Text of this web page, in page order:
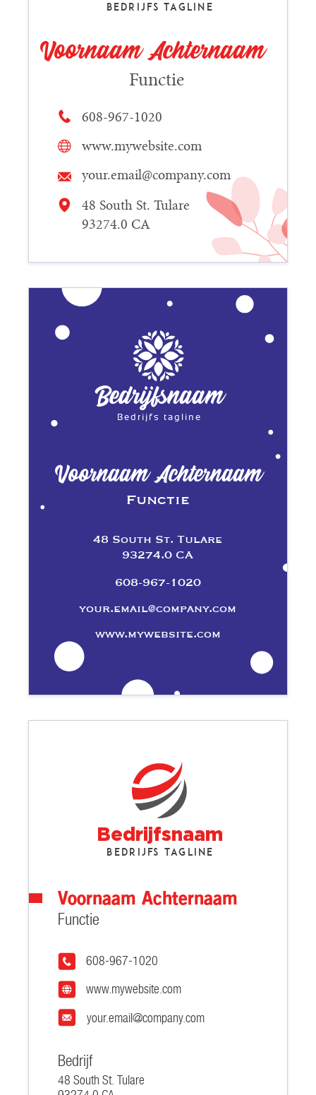
48 South St. Tulare
93274.0 CA
608-967-1020
www.mywebsite.com
your.email@company.com
Functie
Voornaam Achternaam
Bedrijfs tagline
www.mywebsite.com
your.email@company.com
608-967-1020
48 South St. Tulare
93274.0 CA
Voornaam Achternaam
Functie
Bedrijfsnaam
Bedrijfs tagline
Bedrijf
48 South St. Tulare
www.mywebsite.com
your.email@company.com
Functie
608-967-1020
Voornaam Achternaam
Bedrijfsnaam
Bedrijfs tagline